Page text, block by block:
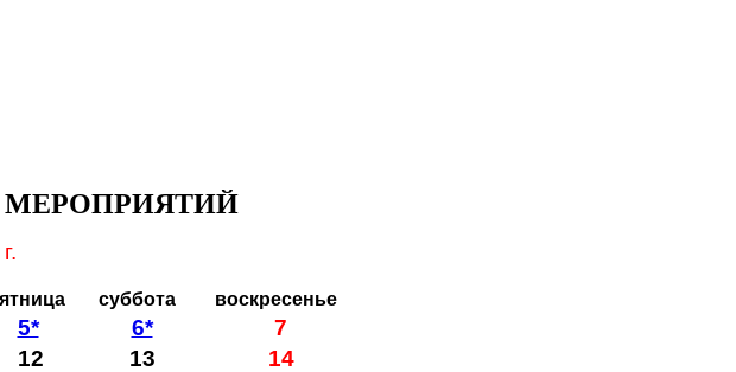
суббота воскресенье
5* 6*
7
12 13
14